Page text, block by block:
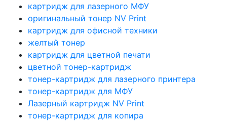
картридж для лазерного МФУ
оригинальный тонер NV Print
картридж для офисной техники
желтый тонер
картридж для цветной печати
цветной тонер-картридж
тонер-картридж для лазерного принтера
тонер-картридж для МФУ
Лазерный картридж NV Print
тонер-картридж для копира